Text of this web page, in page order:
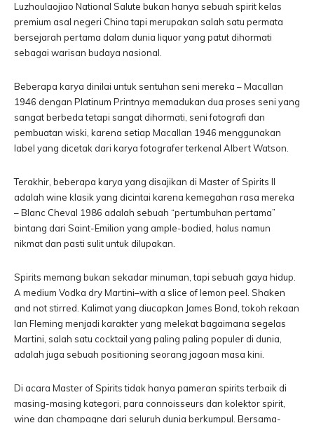
Luzhoulaojiao National Salute bukan hanya sebuah spirit kelas
premium asal negeri China tapi merupakan salah satu permata
bersejarah pertama dalam dunia liquor yang patut dihormati
sebagai warisan budaya nasional.
Beberapa karya dinilai untuk sentuhan seni mereka – Macallan
1946 dengan Platinum Printnya memadukan dua proses seni yang
sangat berbeda tetapi sangat dihormati, seni fotografi dan
pembuatan wiski, karena setiap Macallan 1946 menggunakan
label yang dicetak dari karya fotografer terkenal Albert Watson.
Terakhir, beberapa karya yang disajikan di Master of Spirits II
adalah wine klasik yang dicintai karena kemegahan rasa mereka
– Blanc Cheval 1986 adalah sebuah “pertumbuhan pertama”
bintang dari Saint-Emilion yang ample-bodied, halus namun
nikmat dan pasti sulit untuk dilupakan.
Spirits memang bukan sekadar minuman, tapi sebuah gaya hidup.
A medium Vodka dry Martini–with a slice of lemon peel. Shaken
and not stirred. Kalimat yang diucapkan James Bond, tokoh rekaan
Ian Fleming menjadi karakter yang melekat bagaimana segelas
Martini, salah satu cocktail yang paling paling populer di dunia,
adalah juga sebuah positioning seorang jagoan masa kini.
Di acara Master of Spirits tidak hanya pameran spirits terbaik di
masing-masing kategori, para connoisseurs dan kolektor spirit,
wine dan champagne dari seluruh dunia berkumpul. Bersama-